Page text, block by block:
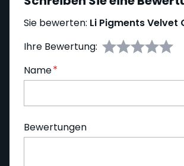
Sie bewerten: Li Pigments Velvet
Ihre Bewertung:
Name
Bewertungen